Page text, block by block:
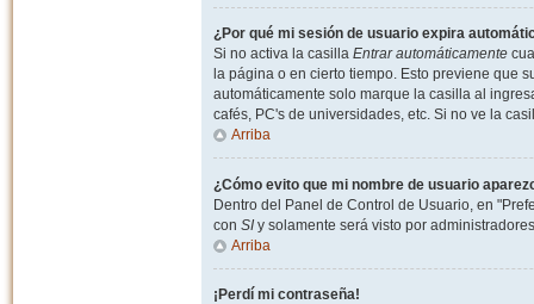
¿Por qué mi sesión de usuario expira
Si no activa la casilla Entrar automáticamente
la página o en cierto tiempo. Esto previene que
automáticamente solo marque la casilla al
cafés, PC's de universidades, etc. Si no ve la
Arriba
¿Cómo evito que mi nombre de usuario
Dentro del Panel de Control de Usuario, en
con SIy solamente será visto por
Arriba
¡Perdí mi contraseña!